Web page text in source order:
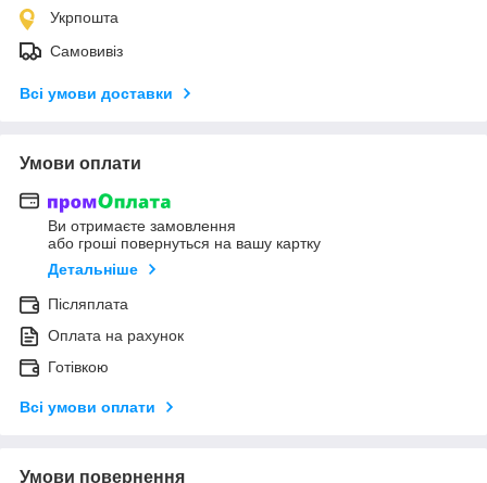
Укрпошта
Самовивіз
Всі умови доставки
Умови оплати
Ви отримаєте замовлення
або гроші повернуться на вашу картку
Детальніше
Післяплата
Оплата на рахунок
Готівкою
Всі умови оплати
Умови повернення